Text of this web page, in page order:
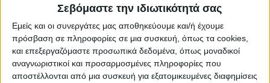
Σεβόμαστε την ιδιωτικότητά σας
Εμείς και οι συνεργάτες μας αποθηκεύουμε και/ή έχουμε
πρόσβαση σε πληροφορίες σε μια συσκευή, όπως τα cookies,
και επεξεργαζόμαστε προσωπικά δεδομένα, όπως μοναδικοί
αναγνωριστικοί και προσαρμοσμένες πληροφορίες που
αποστέλλονται από μια συσκευή για εξατομικευμένες διαφημίσεις
απόφαση.
Η επαρχία Γκαζιαντέπ ήταν κοντά στο
επίκεντρο του σεισμού και επλήγη σε πολύ
μεγάλο βαθμό.